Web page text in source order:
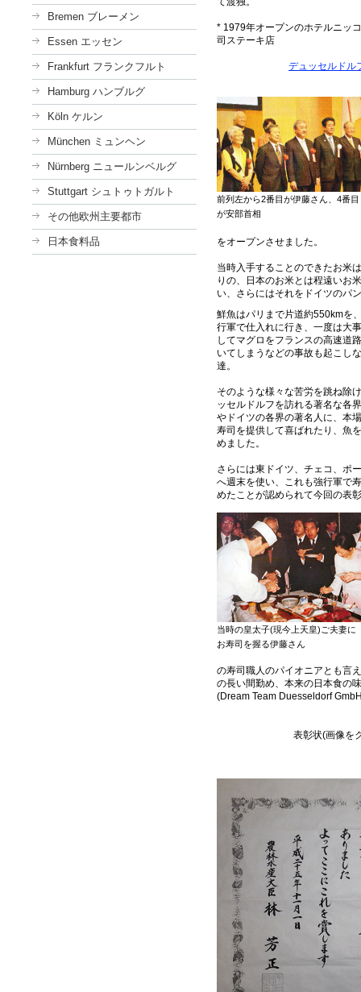
Bremen ブレーメン
Essen エッセン
Frankfurt フランクフルト
Hamburg ハンブルグ
Köln ケルン
München ミュンヘン
Nürnberg ニュールンベルグ
Stuttgart シュトゥトガルト
その他欧州主要都市
日本食料品
* 1979年オープンのホテルニッ
司ステーキ店
デュッセルドル
前列左から2番目が伊藤さん、4番目
が安部首相
をオープンさせました。
当時入手することのできたお米
りの、日本のお米とは程遠いお
い、さらにはそれをドイツのパ
鮮魚はパリまで片道約550kmを
行軍で仕入れに行き、一度は大
してマグロをフランスの高速道
いてしまうなどの事故も起こし
達。
そのような様々な苦労を跳ね除
ッセルドルフを訪れる著名な各
やドイツの各界の著名人に、本
寿司を提供して喜ばれたり、魚
めました。
さらには東ドイツ、チェコ、ポ
へ週末を使い、これも強行軍で
めたことが認められて今回の表
当時の皇太子(現今上天皇)ご夫妻に
お寿司を握る伊藤さん
の寿司職人のパイオニアとも言
の長い間勤め、本来の日本食の
(Dream Team Duesseldorf
表彰状(画像を